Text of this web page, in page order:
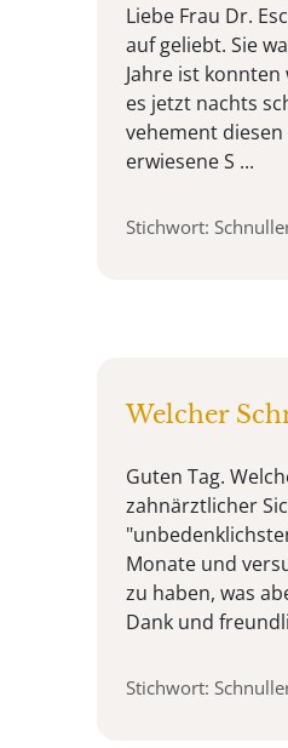
Liebe Frau Dr.
auf geliebt. Sie
Jahre ist
es jetzt nachts
vehement diesen
erwiesene S ...
Stichwort:
Welcher
Guten Tag.
zahnärztlicher
Monate und
zu haben, was
Dank und
Stichwort: